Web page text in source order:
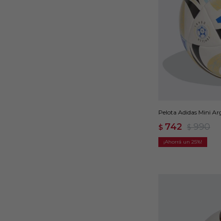
Pelota Adidas Mini
$ 742 $ 990
25